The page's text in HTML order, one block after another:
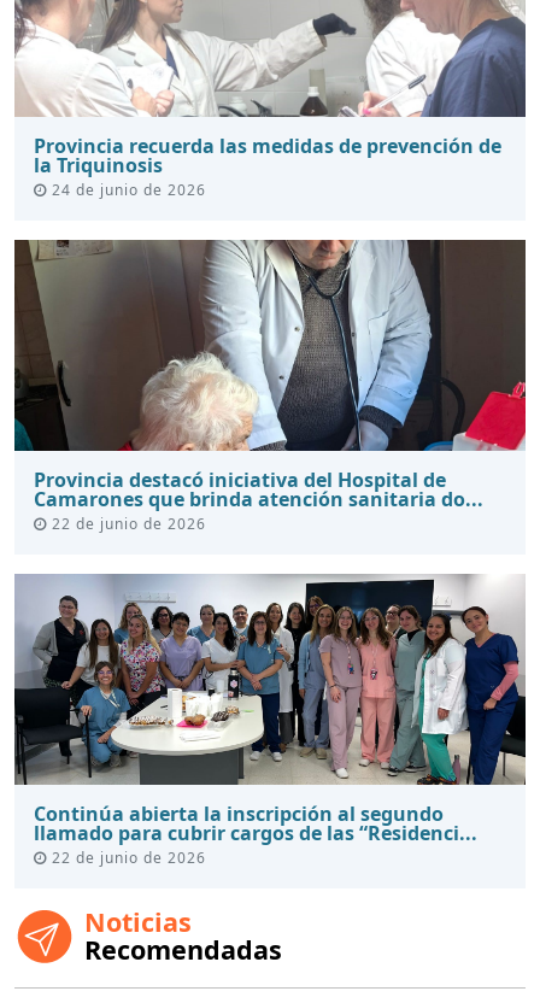
Provincia recuerda las medidas de prevención de
la Triquinosis
24 de junio de 2026
Provincia destacó iniciativa del Hospital de
Camarones que brinda atención sanitaria do...
22 de junio de 2026
Continúa abierta la inscripción al segundo
llamado para cubrir cargos de las “Residenci...
22 de junio de 2026
Noticias
Recomendadas